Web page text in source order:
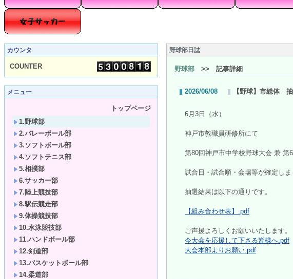
カウンタ
COUNTER
メニュー
トップページ
1.野球部
2.バレーボール部
3.ソフトボール部
4.ソフトテニス部
5.相撲部
6.サッカー部
7.陸上競技部
8.駅伝競走部
9.体操競技部
10.水泳競技部
11.ハンドボール部
12.剣道部
13.バスケットボール部
14.柔道部
野球部日誌
野球部 >> 記事詳細
2026/06/08 【野球】市総体
6月3日（水）
神戸市教職員研修所にて
第80回神戸市中学校野球大会 兼 第
試合日・試合順・会場等が確定しま
抽選結果は以下の通りです。
【組み合わせ表】.pdf
ご声援よろしくお願いいたします。
今大会を応援して下さる皆様へ.pdf
大会本部よりお願い.pdf